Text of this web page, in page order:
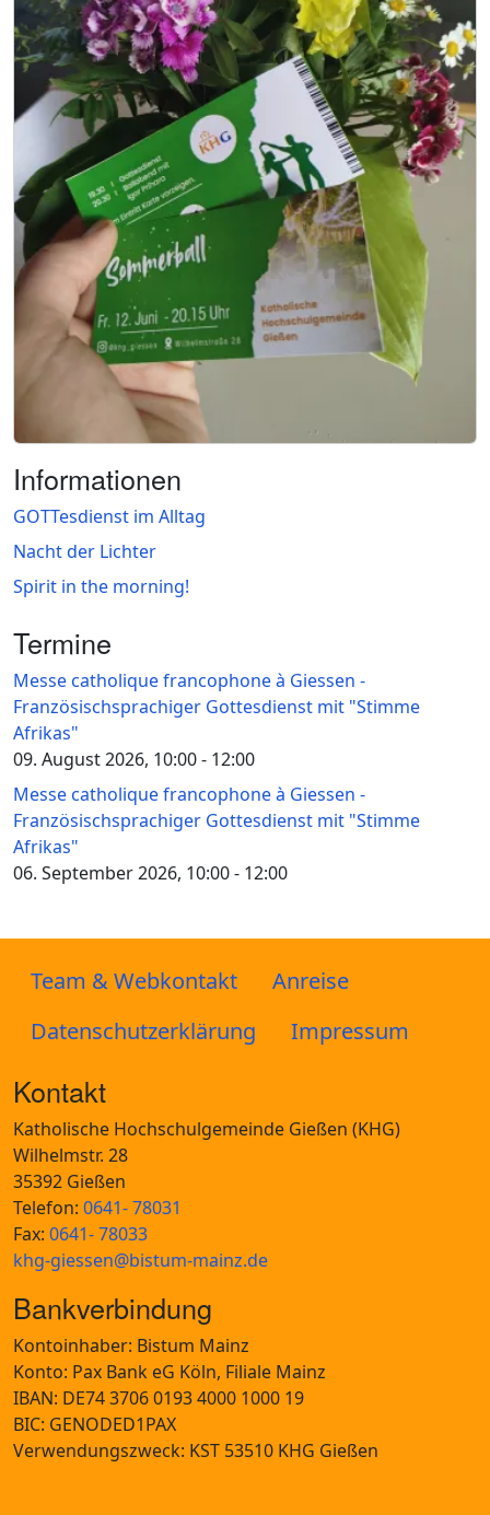
Informationen
GOTTesdienst im Alltag
Nacht der Lichter
Spirit in the morning!
Termine
Messe catholique francophone à Giessen -
Französischsprachiger Gottesdienst mit "Stimme
Afrikas"
09. August 2026, 10:00- 12:00
Messe catholique francophone à Giessen -
Französischsprachiger Gottesdienst mit "Stimme
Afrikas"
06. September 2026, 10:00- 12:00
Team & Webkontakt
Anreise
Datenschutzerklärung
Impressum
Kontakt
Katholische Hochschulgemeinde Gießen (KHG)
Wilhelmstr. 28
35392 Gießen
Telefon: 0641- 78031
Fax: 0641- 78033
khg-giessen@bistum-mainz.de
Bankverbindung
Kontoinhaber: Bistum Mainz
Konto: Pax Bank eG Köln, Filiale Mainz
IBAN: DE74 3706 0193 4000 1000 19
BIC: GENODED1PAX
Verwendungszweck: KST 53510 KHG Gießen